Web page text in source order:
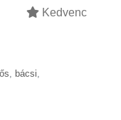
Kedvenc
, bácsi,